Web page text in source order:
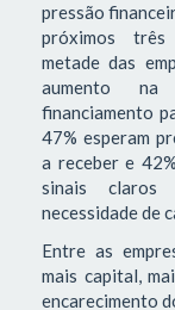
pressão
próximos
metade das
aumento na
financiamento
47% esperam
a receber e
sinais claros
necessidade de
Entre as
mais capital,
encarecimento